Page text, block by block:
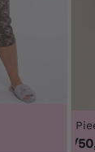
44/46, 48/50,